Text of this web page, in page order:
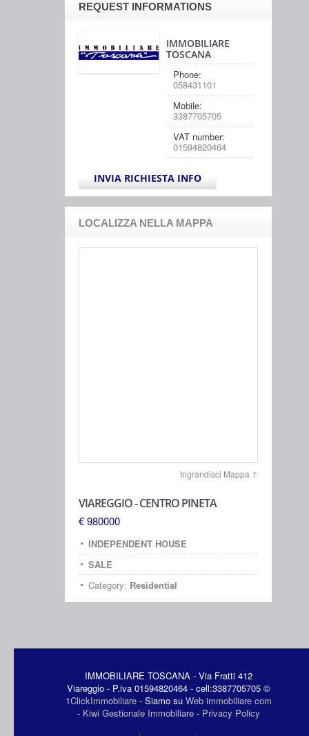
REQUEST INFORMATIONS
IMMOBILIARE
TOSCANA
Phone:
058431101
Mobile:
3387705705
VAT number:
01594820464
INVIA RICHIESTA INFO
LOCALIZZA NELLA MAPPA
Ingrandisci Mappa ↑
VIAREGGIO - CENTRO PINETA
€ 980000
INDEPENDENT HOUSE
SALE
Category: Residential
IMMOBILIARE TOSCANA - Via Fratti 412
Viareggio - P.iva 01594820464 - cell:3387705705 ©
1ClickImmobiliare- Siamo su Web immobiliare com
- Kiwi Gestionale Immobiliare- Privacy Policy